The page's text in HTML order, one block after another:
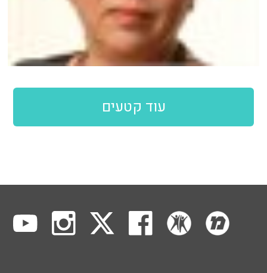
עוד קטעים